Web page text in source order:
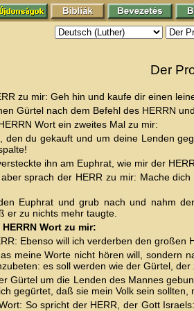
Der
zu mir: Geh hin und kaufe dir einen
Gürtel nach dem Befehl des HERRN
Wort ein zweites Mal zu mir:
den du gekauft und um deine Lenden
ihn am Euphrat, wie mir der
sprach der HERR zu mir: Mache
Euphrat und grub nach und nahm
er zu nichts mehr taugte.
Wort zu mir:
Ebenso will ich verderben den großen
meine Worte nicht hören will, sondern
es soll werden wie der Gürtel,
Gürtel um die Lenden des Mannes
gegürtet, daß sie mein Volk sein
So spricht der HERR, der Gott